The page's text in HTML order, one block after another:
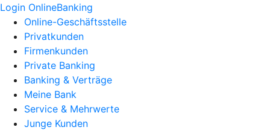
Login OnlineBanking
Online-Geschäftsstelle
Privatkunden
Firmenkunden
Private Banking
Banking & Verträge
Meine Bank
Service & Mehrwerte
Junge Kunden